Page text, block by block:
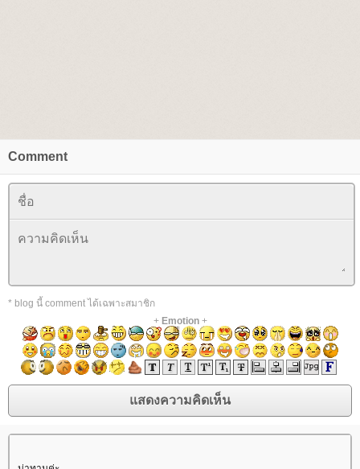
Comment
* blog นี้ comment ได้เฉพาะสมาชิก
+ Emotion+